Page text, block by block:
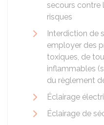
secours contre
risques
Interdiction de
employer des
toxiques, de
inflammables
du règlement
Éclairage
Éclairage de